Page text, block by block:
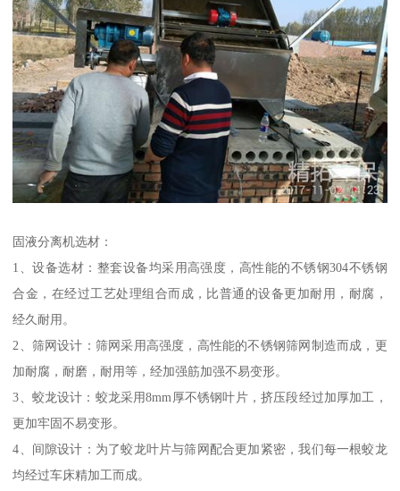
固液分离机选材：
1、设备选材：整套设备均采用高强度，高性能的不锈钢304不锈钢
合金，在经过工艺处理组合而成，比普通的设备更加耐用，耐腐，
经久耐用。
2、筛网设计：筛网采用高强度，高性能的不锈钢筛网制造而成，更
加耐腐，耐磨，耐用等，经加强筋加强不易变形。
3、蛟龙设计：蛟龙采用8mm厚不锈钢叶片，挤压段经过加厚加工，
更加牢固不易变形。
4、间隙设计：为了蛟龙叶片与筛网配合更加紧密，我们每一根蛟龙
均经过车床精加工而成。